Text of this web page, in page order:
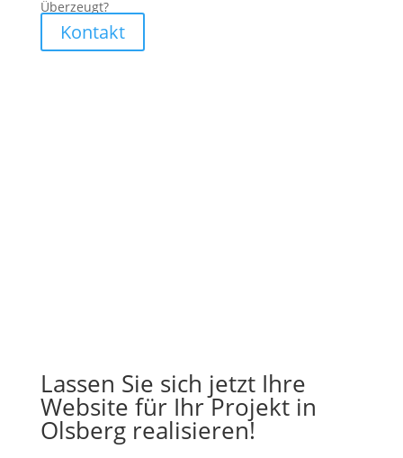
Überzeugt?
Kontakt
Lassen Sie sich jetzt Ihre
Website für Ihr Projekt in
Olsberg realisieren!